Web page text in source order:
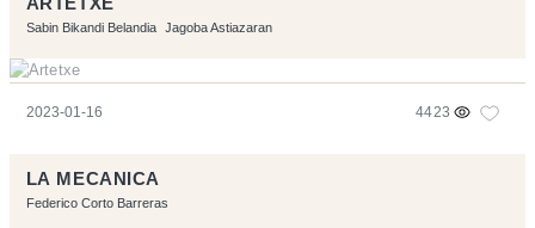
Sabin Bikandi Belandia Jagoba Astiazaran
2023-01-16 4423
LA MECANICA
Federico Corto Barreras